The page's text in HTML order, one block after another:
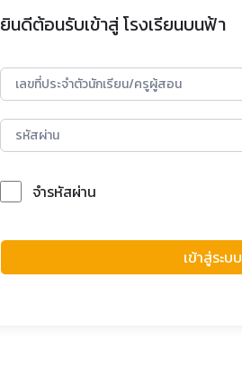
ยินดีต้อนรับเข้าสู่ โรงเรียนบนฟ้า
จำรหัสผ่าน
เข้าสู่ระบบ